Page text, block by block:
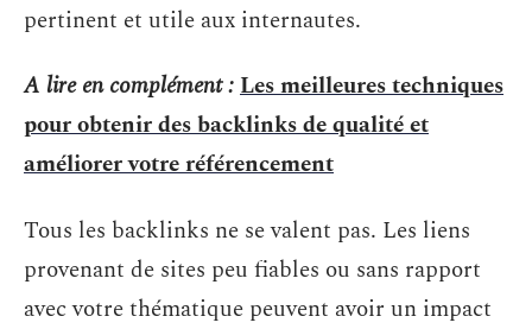
pertinent et utile aux internautes.
A lire en complément :Les meilleures techniques
pour obtenir des backlinks de qualité et
améliorer votre référencement
Tous les backlinks ne se valent pas. Les liens
provenant de sites peu fiables ou sans rapport
avec votre thématique peuvent avoir un impact